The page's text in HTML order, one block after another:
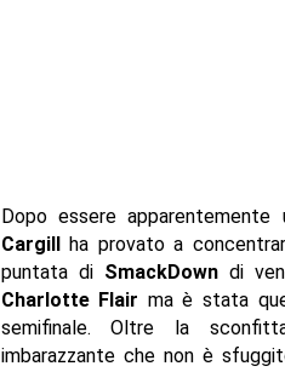
Dopo essere
Cargillha provato a
puntata di SmackDowndi
Charlotte Flair ma è stata
semifinale. Oltre la
imbarazzante che non è